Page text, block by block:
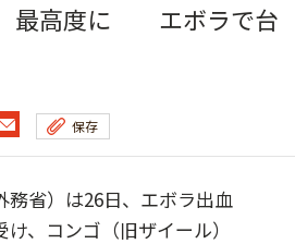
最高度に エボラで台
保存
省）は26日、エボラ出血
、コンゴ（旧ザイール）